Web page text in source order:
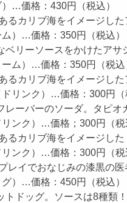
…価格：430円（税込）
カリブ海をイメージした
）…価格：350円（税込）
リーソースをかけたアサ
ム）…価格：350円（税込
カリブ海をイメージした
リンク）…価格：300円（
ーバーのソーダ。タピオ
ンク）…価格；300円（税
カリブ海をイメージした
ンク）…価格：300円（税
イでおなじみの漆黒の医
）…価格：450円（税込）
ドッグ。ソースは8種類！